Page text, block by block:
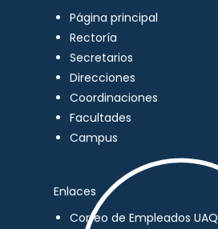
Página principal
Rectoría
Secretarios
Direcciones
Coordinaciones
Facultades
Campus
Enlaces
Correo de Empleados UAQ